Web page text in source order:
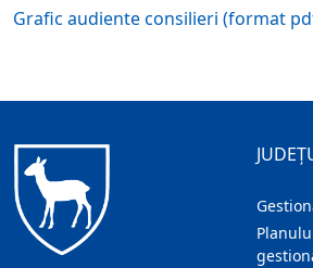
Grafic audiente consilieri (format